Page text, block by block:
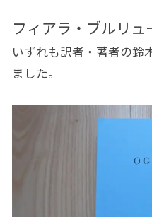
フィアラ・ブルリ
いずれも訳者・著者の鈴
ました。